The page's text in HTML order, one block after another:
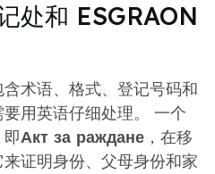
处和 ESGRAON
术语、格式、登记号码和
用英语仔细处理。 一个
Акт за раждане，在移
证明身份、父母身份和家